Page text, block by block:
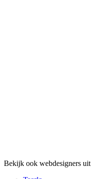
Bekijk ook webdesigners uit